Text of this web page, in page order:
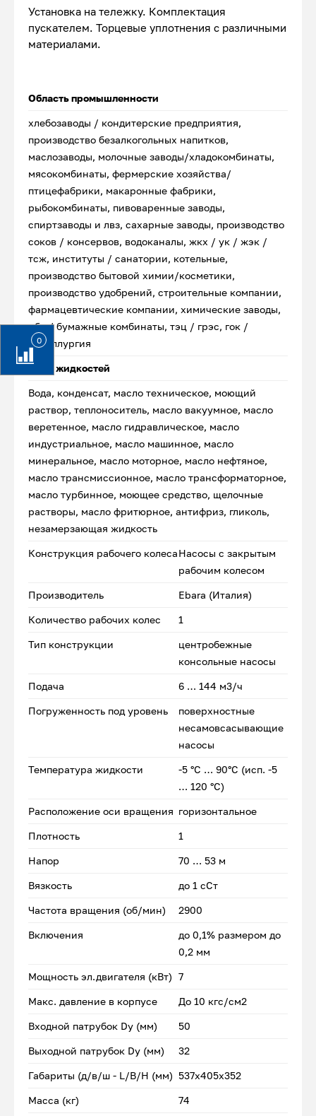
0
Установка на тележку. Комплектация
пускателем. Торцевые уплотнения с различными
материалами.
Область промышленности
хлебозаводы / кондитерские предприятия,
производство безалкогольных напитков,
маслозаводы, молочные заводы/хладокомбинаты,
мясокомбинаты, фермерские хозяйства/
птицефабрики, макаронные фабрики,
рыбокомбинаты, пивоваренные заводы,
спиртзаводы и лвз, сахарные заводы, производство
соков / консервов, водоканалы, жкх / ук / жэк /
тсж, институты / санатории, котельные,
производство бытовой химии/косметики,
производство удобрений, строительные компании,
фармацевтические компании, химические заводы,
цбк / бумажные комбинаты, тэц / грэс, гок /
металлургия
Типы жидкостей
Вода, конденсат, масло техническое, моющий
раствор, теплоноситель, масло вакуумное, масло
веретенное, масло гидравлическое, масло
индустриальное, масло машинное, масло
минеральное, масло моторное, масло нефтяное,
масло трансмиссионное, масло трансформаторное,
масло турбинное, моющее средство, щелочные
растворы, масло фритюрное, антифриз, гликоль,
незамерзающая жидкость
Конструкция рабочего колесаНасосы с закрытым
рабочим колесом
Производитель Ebara (Италия)
Количество рабочих колес 1
Тип конструкции
центробежные
консольные насосы
Подача 6 … 144 м3/ч
Погруженность под уровень
поверхностные
несамовсасывающие
насосы
Температура жидкости
-5 °C … 90°C (исп. -5
… 120 °C)
Расположение оси вращения горизонтальное
Плотность 1
Напор 70 … 53 м
Вязкость до 1 сСт
Частота вращения (об/мин) 2900
Включения
до 0,1% размером до
0,2 мм
Мощность эл.двигателя (кВт) 7
Макс. давление в корпусе До 10 кгс/см2
Входной патрубок Dу (мм) 50
Выходной патрубок Dу (мм) 32
Габариты (д/в/ш - L/B/H (мм) 537х405х352
Масса (кг) 74